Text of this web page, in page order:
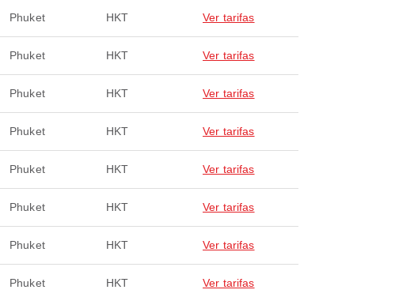
Phuket HKT Ver tarifas
Phuket HKT Ver tarifas
Phuket HKT Ver tarifas
Phuket HKT Ver tarifas
Phuket HKT Ver tarifas
Phuket HKT Ver tarifas
Phuket HKT Ver tarifas
Phuket HKT Ver tarifas